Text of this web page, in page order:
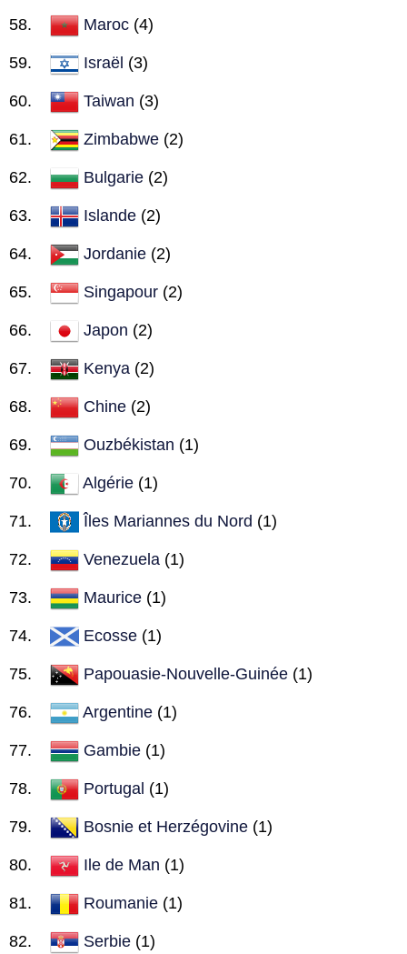
Maroc (4)
Israël (3)
Taiwan (3)
Zimbabwe (2)
Bulgarie (2)
Islande (2)
Jordanie (2)
Singapour (2)
Japon (2)
Kenya (2)
Chine (2)
Ouzbékistan (1)
Algérie (1)
Îles Mariannes du Nord (1)
Venezuela (1)
Maurice (1)
Ecosse (1)
Papouasie-Nouvelle-Guinée (1)
Argentine (1)
Gambie (1)
Portugal (1)
Bosnie et Herzégovine (1)
Ile de Man (1)
Roumanie (1)
Serbie (1)